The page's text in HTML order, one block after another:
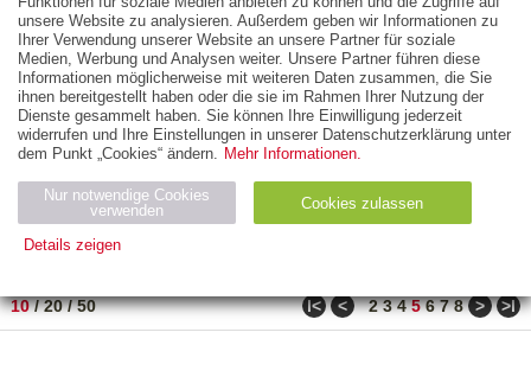
AUSGABEART
AUS DER REIHE
ZUM THEMA
Neuerscheinung
Bestseller
PREIS
10/20/50 ǀ< < 2 3 4 5 6 7 8 > >ǀ
unsere Website zu analysieren. Außerdem geben wir Informationen zu
Ihrer Verwendung unserer Website an unsere Partner für soziale
Medien, Werbung und Analysen weiter. Unsere Partner führen diese
Informationen möglicherweise mit weiteren Daten zusammen, die Sie
ihnen bereitgestellt haben oder die sie im Rahmen Ihrer Nutzung der
Dienste gesammelt haben. Sie können Ihre Einwilligung jederzeit
widerrufen und Ihre Einstellungen in unserer Datenschutzerklärung unter
dem Punkt „Cookies“ ändern. Mehr Informationen.
Nur notwendige Cookies
verwenden
Cookies zulassen
Details zeigen
Name Zweck
Ty